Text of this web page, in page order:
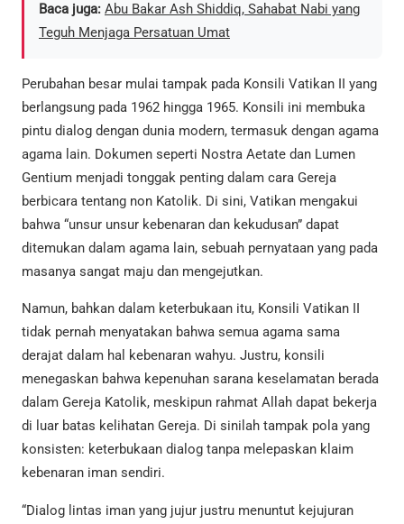
Baca juga: Abu Bakar Ash Shiddiq, Sahabat Nabi yang
Teguh Menjaga Persatuan Umat
Perubahan besar mulai tampak pada Konsili Vatikan II yang
berlangsung pada 1962 hingga 1965. Konsili ini membuka
pintu dialog dengan dunia modern, termasuk dengan agama
agama lain. Dokumen seperti Nostra Aetate dan Lumen
Gentium menjadi tonggak penting dalam cara Gereja
berbicara tentang non Katolik. Di sini, Vatikan mengakui
bahwa “unsur unsur kebenaran dan kekudusan” dapat
ditemukan dalam agama lain, sebuah pernyataan yang pada
masanya sangat maju dan mengejutkan.
Namun, bahkan dalam keterbukaan itu, Konsili Vatikan II
tidak pernah menyatakan bahwa semua agama sama
derajat dalam hal kebenaran wahyu. Justru, konsili
menegaskan bahwa kepenuhan sarana keselamatan berada
dalam Gereja Katolik, meskipun rahmat Allah dapat bekerja
di luar batas kelihatan Gereja. Di sinilah tampak pola yang
konsisten: keterbukaan dialog tanpa melepaskan klaim
kebenaran iman sendiri.
“Dialog lintas iman yang jujur justru menuntut kejujuran